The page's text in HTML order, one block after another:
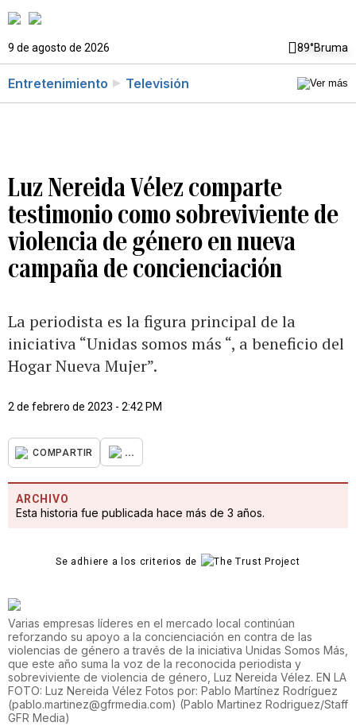
9 de agosto de 2026 89°Bruma
Entretenimiento Televisión
Luz Nereida Vélez comparte
testimonio como sobreviviente de
violencia de género en nueva
campaña de concienciación
La periodista es la figura principal de la
iniciativa “Unidas somos más “, a beneficio del
Hogar Nueva Mujer”.
2 de febrero de 2023 - 2:42 PM
COMPARTIR ...
ARCHIVO
Esta historia fue publicada hace más de 3 años.
Se adhiere a los criterios de
Varias empresas líderes en el mercado local continúan
reforzando su apoyo a la concienciación en contra de las
violencias de género a través de la iniciativa Unidas Somos Más,
que este año suma la voz de la reconocida periodista y
sobreviviente de violencia de género, Luz Nereida Vélez. EN LA
FOTO: Luz Nereida Vélez Fotos por: Pablo Martínez Rodríguez
(pablo.martinez@gfrmedia.com) (Pablo Martinez Rodriguez/Staff
GFR Media)